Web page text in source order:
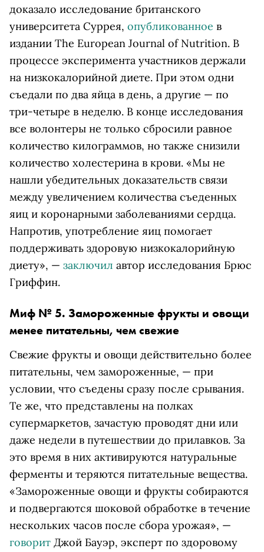
доказало исследование британского
университета Суррея, опубликованное в
издании The European Journal of Nutrition. В
процессе эксперимента участников держали
на низкокалорийной диете. При этом одни
съедали по два яйца в день, а другие — по
три-четыре в неделю. В конце исследования
все волонтеры не только сбросили равное
количество килограммов, но также снизили
количество холестерина в крови. «Мы не
нашли убедительных доказательств связи
между увеличением количества съеденных
яиц и коронарными заболеваниями сердца.
Напротив, употребление яиц помогает
поддерживать здоровую низкокалорийную
диету», — заключил автор исследования Брюс
Гриффин.
Миф № 5. Замороженные фрукты и овощи
менее питательны, чем свежие
Свежие фрукты и овощи действительно более
питательны, чем замороженные, — при
условии, что съедены сразу после срывания.
Те же, что представлены на полках
супермаркетов, зачастую проводят дни или
даже недели в путешествии до прилавков. За
это время в них активируются натуральные
ферменты и теряются питательные вещества.
«Замороженные овощи и фрукты собираются
и подвергаются шоковой обработке в течение
нескольких часов после сбора урожая», —
говорит Джой Бауэр, эксперт по здоровому